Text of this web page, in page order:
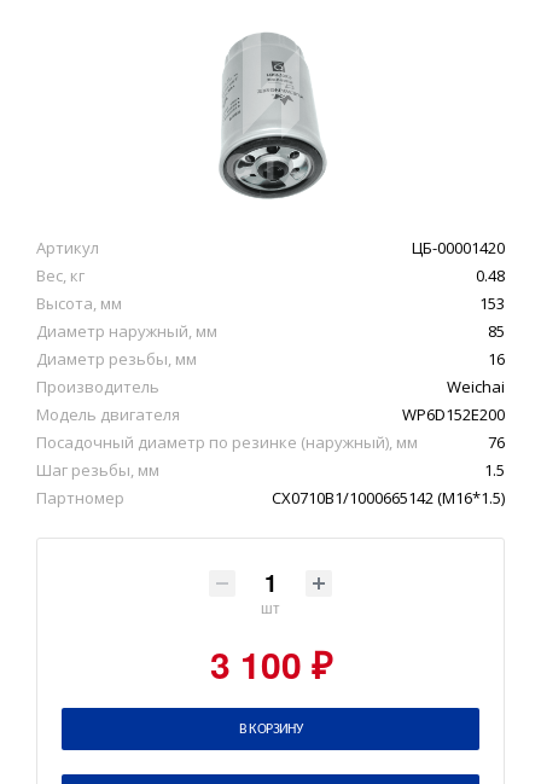
Артикул
ЦБ-00001420
Вес, кг
0.48
Высота, мм
153
Диаметр наружный, мм
85
Диаметр резьбы, мм
16
Производитель
Weichai
Модель двигателя
WP6D152E200
Посадочный диаметр по резинке (наружный), мм
76
Шаг резьбы, мм
1.5
Партномер
CX0710B1/1000665142 (M16*1.5)
шт
3 100 ₽
В КОРЗИНУ